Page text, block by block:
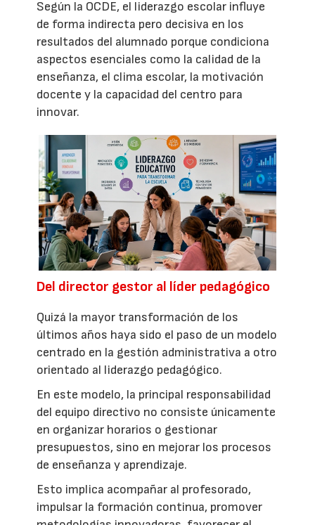
Según la OCDE, el liderazgo escolar influye
de forma indirecta pero decisiva en los
resultados del alumnado porque condiciona
aspectos esenciales como la calidad de la
enseñanza, el clima escolar, la motivación
docente y la capacidad del centro para
innovar.
Del director gestor al líder pedagógico
Quizá la mayor transformación de los
últimos años haya sido el paso de un modelo
centrado en la gestión administrativa a otro
orientado al liderazgo pedagógico.
En este modelo, la principal responsabilidad
del equipo directivo no consiste únicamente
en organizar horarios o gestionar
presupuestos, sino en mejorar los procesos
de enseñanza y aprendizaje.
Esto implica acompañar al profesorado,
impulsar la formación continua, promover